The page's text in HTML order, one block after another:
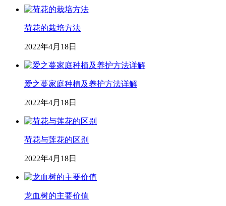
荷花的栽培方法
2022年4月18日
爱之蔓家庭种植及养护方法详解
2022年4月18日
荷花与莲花的区别
2022年4月18日
龙血树的主要价值